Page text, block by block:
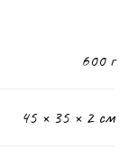
600 г
45 × 35 × 2 см